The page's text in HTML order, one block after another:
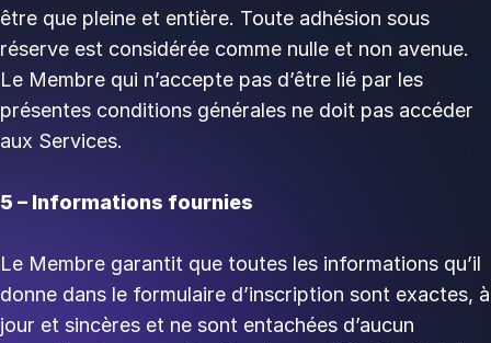
être que pleine et entière. Toute adhésion sous
réserve est considérée comme nulle et non avenue.
Le Membre qui n’accepte pas d’être lié par les
présentes conditions générales ne doit pas accéder
aux Services.
5 – Informations fournies
Le Membre garantit que toutes les informations qu’il
donne dans le formulaire d’inscription sont exactes, à
jour et sincères et ne sont entachées d’aucun